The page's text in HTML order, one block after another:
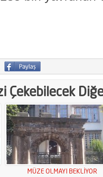
Çekebilecek
MÜZE OLMAYI BEKLİYOR